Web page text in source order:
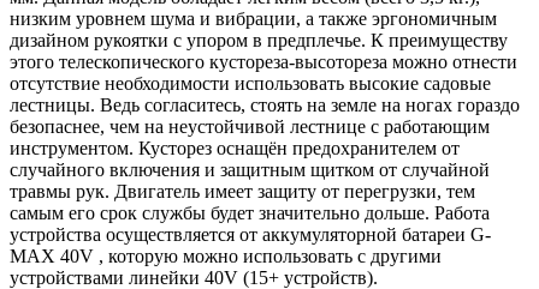
низким уровнем шума и вибрации, а также эргономичным
дизайном рукоятки с упором в предплечье. К преимуществу
этого телескопического кустореза-высотореза можно отнести
отсутствие необходимости использовать высокие садовые
лестницы. Ведь согласитесь, стоять на земле на ногах гораздо
безопаснее, чем на неустойчивой лестнице с работающим
инструментом. Кусторез оснащён предохранителем от
случайного включения и защитным щитком от случайной
травмы рук. Двигатель имеет защиту от перегрузки, тем
самым его срок службы будет значительно дольше. Работа
устройства осуществляется от аккумуляторной батареи G-
MAX 40V , которую можно использовать с другими
устройствами линейки 40V (15+ устройств).